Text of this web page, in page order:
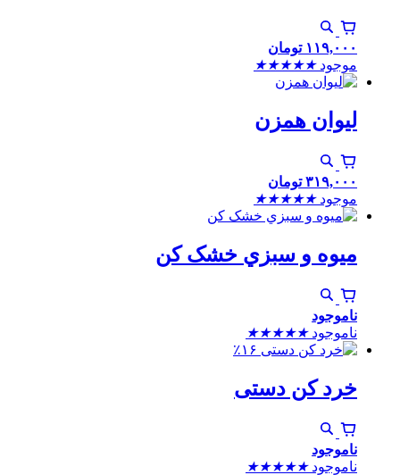
۱۱۹,۰۰۰ تومان
موجود ★
★
★
★
★
لیوان همزن
۳۱۹,۰۰۰ تومان
موجود ★
★
★
★
★
ميوه و سبزي خشک کن
ناموجود
ناموجود ★
★
★
★
★
٪۱۶
خرد کن دستی
ناموجود
ناموجود ★
★
★
★
★